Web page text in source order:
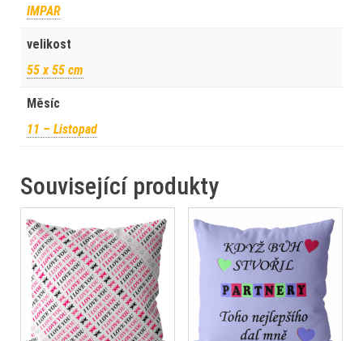
IMPAR
velikost
55 x 55 cm
Měsíc
11 – Listopad
Související produkty